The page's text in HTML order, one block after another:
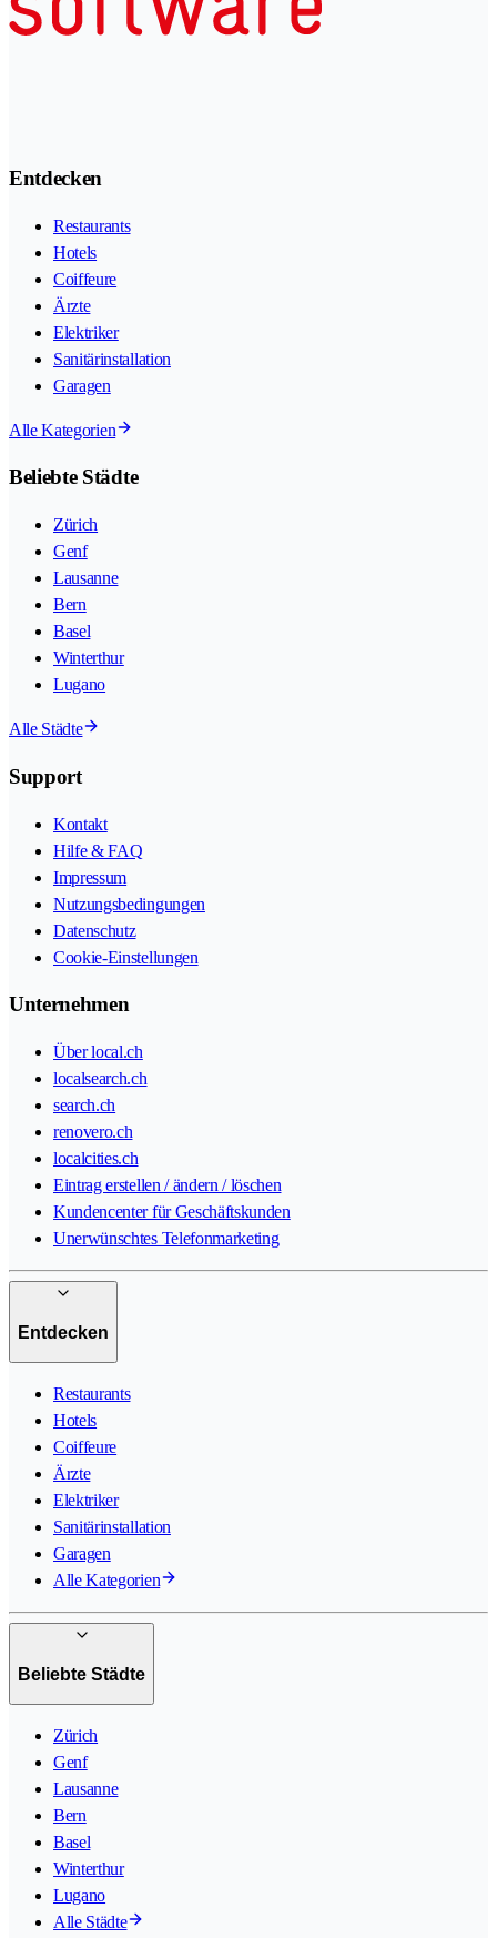
Entdecken
Restaurants
Hotels
Coiffeure
Ärzte
Elektriker
Sanitärinstallation
Garagen
Alle Kategorien
Beliebte Städte
Zürich
Genf
Lausanne
Bern
Basel
Winterthur
Lugano
Alle Städte
Support
Kontakt
Hilfe & FAQ
Impressum
Nutzungsbedingungen
Datenschutz
Cookie-Einstellungen
Unternehmen
Über local.ch
localsearch.ch
search.ch
renovero.ch
localcities.ch
Eintrag erstellen / ändern / löschen
Kundencenter für Geschäftskunden
Unerwünschtes Telefonmarketing
Entdecken
Restaurants
Hotels
Coiffeure
Ärzte
Elektriker
Sanitärinstallation
Garagen
Alle Kategorien
Beliebte Städte
Zürich
Genf
Lausanne
Bern
Basel
Winterthur
Lugano
Alle Städte